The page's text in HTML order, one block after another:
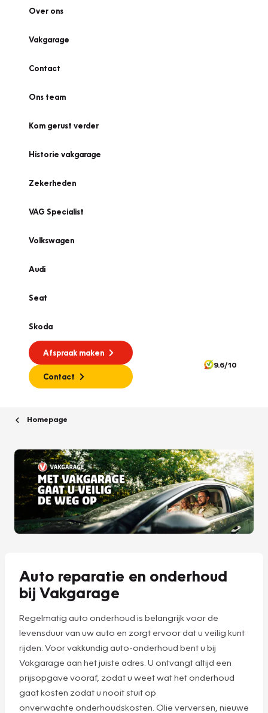
Over ons
Vakgarage
Contact
Ons team
Kom gerust verder
Historie vakgarage
Zekerheden
VAG Specialist
Volkswagen
Audi
Seat
Skoda
Afspraak maken
Contact
9.6/10
Homepage
Auto reparatie en onderhoud
bij Vakgarage
Regelmatig auto onderhoud is belangrijk voor de
levensduur van uw auto en zorgt ervoor dat u veilig kunt
rijden. Voor vakkundig auto-onderhoud bent u bij
Vakgarage aan het juiste adres. U ontvangt altijd een
prijsopgave vooraf, zodat u weet wat het onderhoud
gaat kosten zodat u nooit stuit op
onverwachte onderhoudskosten. Olie verversen, nieuwe